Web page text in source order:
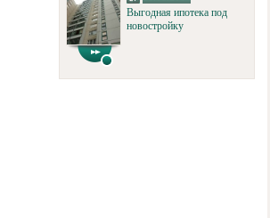
Выгодная ипотека под
новостройку